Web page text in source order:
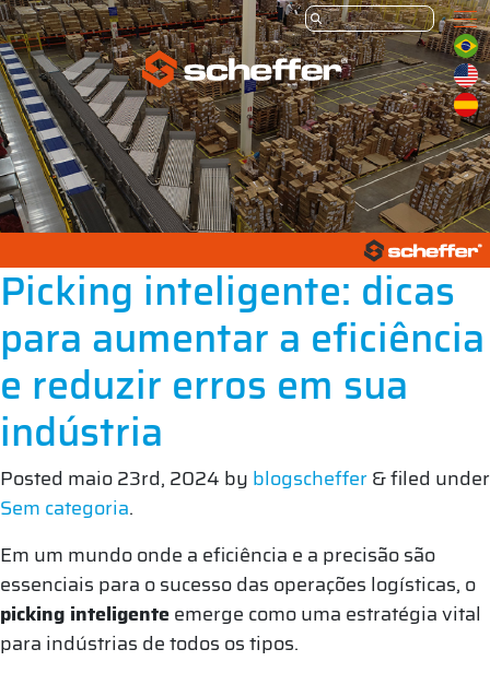
Picking inteligente: dicas
para aumentar a eficiência
e reduzir erros em sua
indústria
Posted maio 23rd, 2024 by blogscheffer&filed under
Sem categoria.
Em um mundo onde a eficiência e a precisão são
essenciais para o sucesso das operações logísticas, o
picking inteligenteemerge como uma estratégia vital
para indústrias de todos os tipos.